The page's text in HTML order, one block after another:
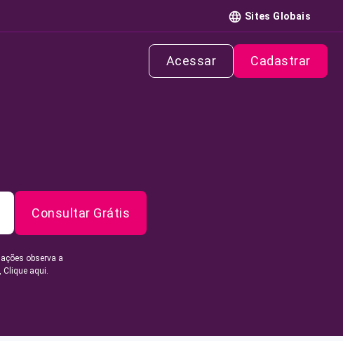
Sites Globais
Acessar Cadastrar
Consultar Grátis
observa a
Clique aqui.